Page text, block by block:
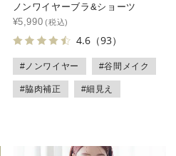
ノンワイヤーブラ&ショーツ
¥5,990
4.6（93）
#ノンワイヤー #谷間メイク
#脇肉補正 #細見え